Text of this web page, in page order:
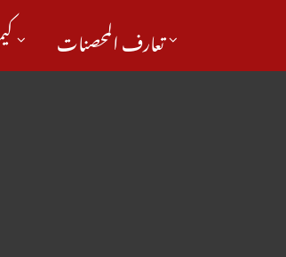
تعارف المحصنات